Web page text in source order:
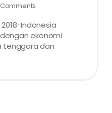
Indonesia
ekonomi
tenggara dan